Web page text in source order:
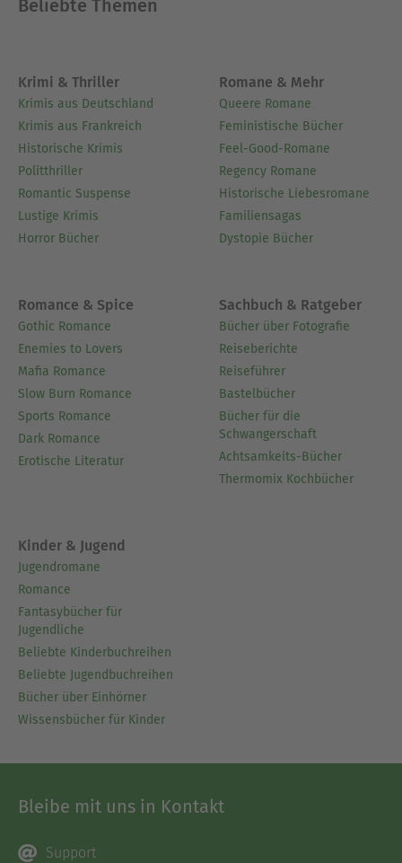
Beliebte Themen
Krimi & Thriller
Krimis aus Deutschland
Krimis aus Frankreich
Historische Krimis
Politthriller
Romantic Suspense
Lustige Krimis
Horror Bücher
Romane & Mehr
Queere Romane
Feministische Bücher
Feel-Good-Romane
Regency Romane
Historische Liebesromane
Familiensagas
Dystopie Bücher
Romance & Spice
Gothic Romance
Enemies to Lovers
Mafia Romance
Slow Burn Romance
Sports Romance
Dark Romance
Erotische Literatur
Sachbuch & Ratgeber
Bücher über Fotografie
Reiseberichte
Reiseführer
Bastelbücher
Bücher für die
Schwangerschaft
Achtsamkeits-Bücher
Thermomix Kochbücher
Kinder & Jugend
Jugendromane
Romance
Fantasybücher für
Jugendliche
Beliebte Kinderbuchreihen
Beliebte Jugendbuchreihen
Bücher über Einhörner
Wissensbücher für Kinder
Bleibe mit uns in Kontakt
Support